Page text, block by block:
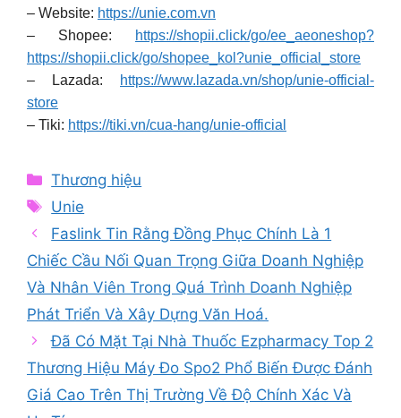
– Website: https://unie.com.vn
– Shopee:
https://shopii.click/go/ee_aeoneshop?
https://shopii.click/go/shopee_kol?unie_official_store
– Lazada:
https://www.lazada.vn/shop/unie-official-
store
– Tiki: https://tiki.vn/cua-hang/unie-official
Categories
Thương hiệu
Tags
Unie
Faslink Tin Rằng Đồng Phục Chính Là 1
Chiếc Cầu Nối Quan Trọng Giữa Doanh Nghiệp
Và Nhân Viên Trong Quá Trình Doanh Nghiệp
Phát Triển Và Xây Dựng Văn Hoá.
Đã Có Mặt Tại Nhà Thuốc Ezpharmacy Top 2
Thương Hiệu Máy Đo Spo2 Phổ Biến Được Đánh
Giá Cao Trên Thị Trường Về Độ Chính Xác Và